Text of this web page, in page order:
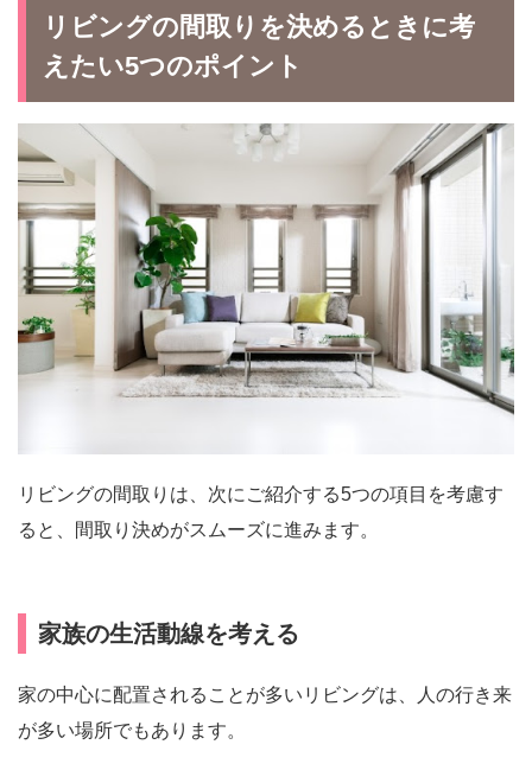
リビングの間取りを決めるときに考
えたい5つのポイント
リビングの間取りは、次にご紹介する5つの項目を考慮す
ると、間取り決めがスムーズに進みます。
家族の生活動線を考える
家の中心に配置されることが多いリビングは、人の行き来
が多い場所でもあります。